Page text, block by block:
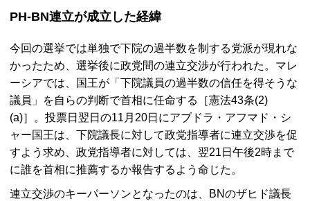
PH-BN連立が成立した経緯
今回の選挙では単独で下院の過半数を制する党派が現れな
かったため、選挙後に政党間の連立交渉が行われた。マレ
ーシアでは、国王が「下院議員の過半数の信任を得そうな
議員」を自らの判断で首相に任命する［憲法43条(2)
(a)］。投票日翌日の11月20日にアブドラ・アフマド・シ
ャー国王は、下院議長に対して政党指導者に連立交渉を促
すよう求め、政党指導者に対しては、翌21日午後2時まで
に誰を首相に推薦するか報告するよう命じた。
連立交渉のキーパーソンとなったのは、 BNのザヒド議長